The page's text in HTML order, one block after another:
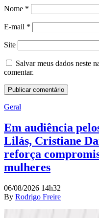
Nome *
E-mail *
Site
Salvar meus dados neste
comentar.
Geral
Em audiência
Lilás, Cristiane
reforça
mulheres
06/08/2026 14h32
By Rodrigo Freire